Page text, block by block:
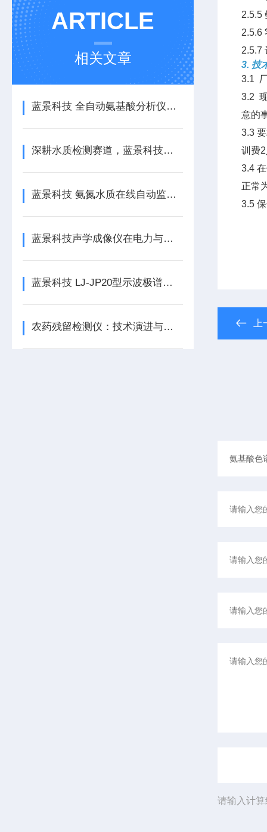
ARTICLE
相关文章
蓝景科技 全自动氨基酸分析仪支实现水解与游离氨基酸一体化分析
深耕水质检测赛道，蓝景科技以硬核仪器守护
蓝景科技 氨氮水质在线自动监测仪：科技助力水质安全
蓝景科技声学成像仪在电力与石化行业的实战价值
蓝景科技 LJ-JP20型示波极谱仪：助力各领域实现精准检测
农药残留检测仪：技术演进与食品安全保障体系的协同重构/蓝景
2.5.5
2.5.6
2.5.7
3. 技
3.1
3.2
意的
3.3
训费
3.4
正常
3.5
请输入计